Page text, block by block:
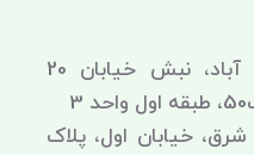
آدرس: دفترمرکزی - کیان آباد، نبش خیابان 20
شرق، خیابان اول، پلاک